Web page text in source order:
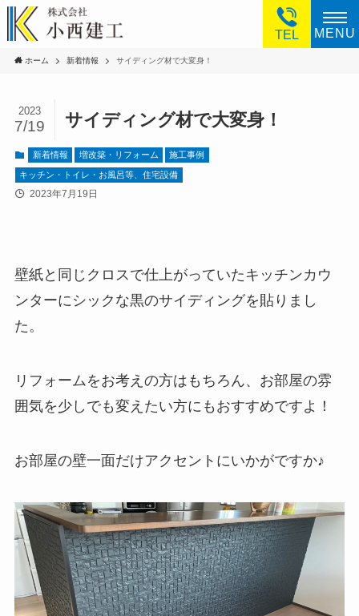
TEL MENU
ホーム 新着情報 サイディング材で大変身！
サイディング材で大変身！
2023
7/19
新着情報 増改築・リフォーム 施工事例
キッチン・トイレ・お風呂等、住宅設備
2023年7月19日
壁紙と同じクロスで仕上がっていたキッチンカウ
ンターにシックな黒のサイディングを貼りまし
た。
リフォームをお考えの方はもちろん、お部屋の雰
囲気を少しでも変えたい方にもおすすめですよ！
お部屋の壁一面だけアクセントにいかがですか♪